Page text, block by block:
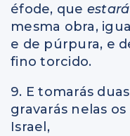
éfode, que estará
mesma obra,
e de púrpura, e
fino torcido.
9. E tomarás
gravarás nelas
Israel,